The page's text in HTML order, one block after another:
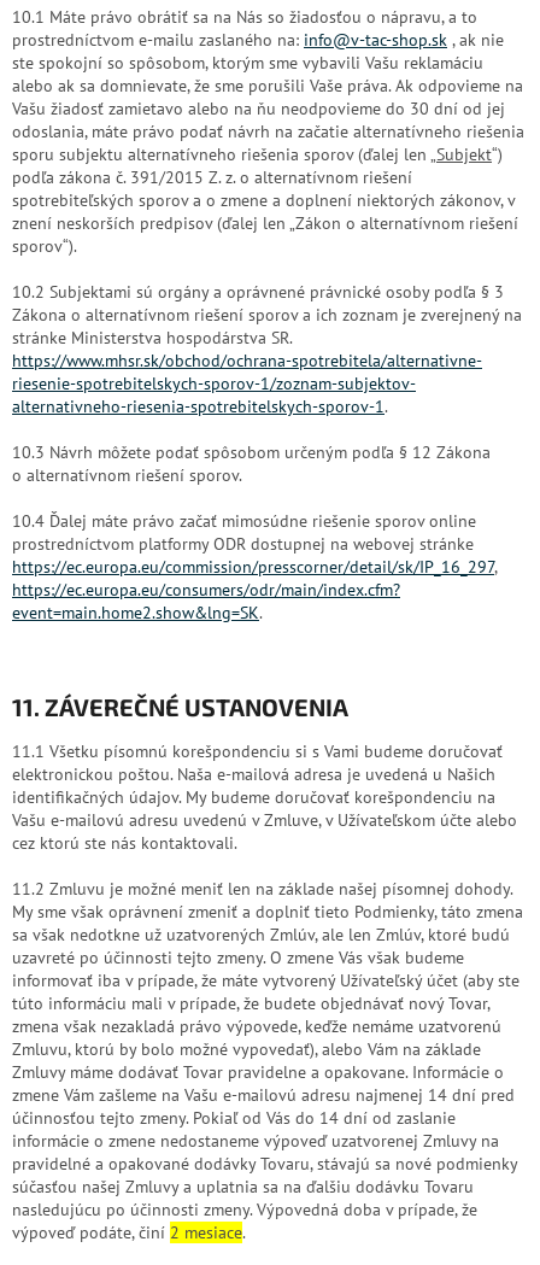
10.1 Máte právo obrátiť sa na Nás so žiadosťou o nápravu, a to
prostredníctvom e-mailu zaslaného na: info@v-tac-shop.sk , ak nie
ste spokojní so spôsobom, ktorým sme vybavili Vašu reklamáciu
alebo ak sa domnievate, že sme porušili Vaše práva. Ak odpovieme na
Vašu žiadosť zamietavo alebo na ňu neodpovieme do 30 dní od jej
odoslania, máte právo podať návrh na začatie alternatívneho riešenia
sporu subjektu alternatívneho riešenia sporov (ďalej len „Subjekt“)
podľa zákona č. 391/2015 Z. z. o alternatívnom riešení
spotrebiteľských sporov a o zmene a doplnení niektorých zákonov, v
znení neskorších predpisov (ďalej len „Zákon o alternatívnom riešení
sporov“).
10.2 Subjektami sú orgány a oprávnené právnické osoby podľa § 3
Zákona o alternatívnom riešení sporov a ich zoznam je zverejnený na
stránke Ministerstva hospodárstva SR.
https://www.mhsr.sk/obchod/ochrana-spotrebitela/alternativne-
riesenie-spotrebitelskych-sporov-1/zoznam-subjektov-
alternativneho-riesenia-spotrebitelskych-sporov-1.
10.3 Návrh môžete podať spôsobom určeným podľa § 12 Zákona
o alternatívnom riešení sporov.
10.4 Ďalej máte právo začať mimosúdne riešenie sporov online
prostredníctvom platformy ODR dostupnej na webovej stránke
https://ec.europa.eu/commission/presscorner/detail/sk/IP_16_297,
https://ec.europa.eu/consumers/odr/main/index.cfm?
event=main.home2.show&lng=SK.
11. ZÁVEREČNÉ USTANOVENIA
11.1 Všetku písomnú korešpondenciu si s Vami budeme doručovať
elektronickou poštou. Naša e-mailová adresa je uvedená u Našich
identifikačných údajov. My budeme doručovať korešpondenciu na
Vašu e-mailovú adresu uvedenú v Zmluve, v Užívateľskom účte alebo
cez ktorú ste nás kontaktovali.
11.2 Zmluvu je možné meniť len na základe našej písomnej dohody.
My sme však oprávnení zmeniť a doplniť tieto Podmienky, táto zmena
sa však nedotkne už uzatvorených Zmlúv, ale len Zmlúv, ktoré budú
uzavreté po účinnosti tejto zmeny. O zmene Vás však budeme
informovať iba v prípade, že máte vytvorený Užívateľský účet (aby ste
túto informáciu mali v prípade, že budete objednávať nový Tovar,
zmena však nezakladá právo výpovede, keďže nemáme uzatvorenú
Zmluvu, ktorú by bolo možné vypovedať), alebo Vám na základe
Zmluvy máme dodávať Tovar pravidelne a opakovane. Informácie o
zmene Vám zašleme na Vašu e-mailovú adresu najmenej 14 dní pred
účinnosťou tejto zmeny. Pokiaľ od Vás do 14 dní od zaslanie
informácie o zmene nedostaneme výpoveď uzatvorenej Zmluvy na
pravidelné a opakované dodávky Tovaru, stávajú sa nové podmienky
súčasťou našej Zmluvy a uplatnia sa na ďalšiu dodávku Tovaru
nasledujúcu po účinnosti zmeny. Výpovedná doba v prípade, že
výpoveď podáte, činí 2 mesiace.